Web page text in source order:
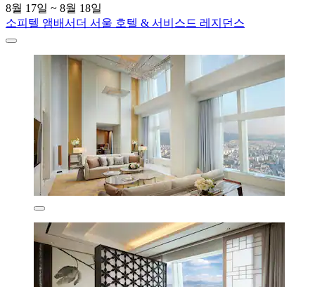
8월 17일 ~ 8월 18일
소피텔 앰배서더 서울 호텔 & 서비스드 레지던스